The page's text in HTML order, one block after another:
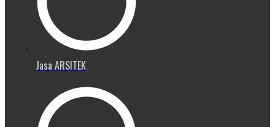
Jasa ARSITEK